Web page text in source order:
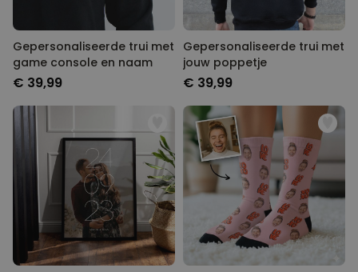
Gepersonaliseerde trui met
game console en naam
€ 39,99
Gepersonaliseerde trui met
jouw poppetje
€ 39,99